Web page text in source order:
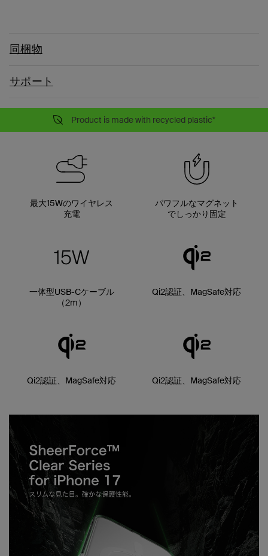
同梱物
サポート
Product is made with recycled plastic*
最大15Wのワイヤレス
充電
パワフルなマグネット
でしっかり固定
一体型USB-Cケーブル
（2m）
Qi2認証、MagSafe対応
Qi2認証、MagSafe対応 Qi2認証、MagSafe対応